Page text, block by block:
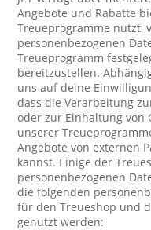
Angebote und Rabatte
Treueprogramme nutzt,
personenbezogenen
Treueprogramm
bereitzustellen.
uns auf deine
dass die Verarbeitung
oder zur Einhaltung von
unserer
Angebote von externen
kannst. Einige der
personenbezogenen
die folgenden
für den Treueshop und
genutzt werden: